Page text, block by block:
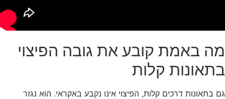
מה באמת קובע את גובה הפיצוי
בתאונות קלות
גם בתאונות דרכים קלות, הפיצוי אינו נקבע באקראי. הוא נגזר